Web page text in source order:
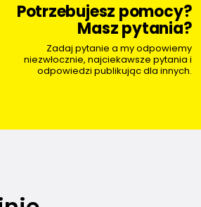
Potrzebujesz pomocy?
Masz pytania?
Zadaj pytanie a my odpowiemy
niezwłocznie, najciekawsze pytania i
odpowiedzi publikując dla innych.